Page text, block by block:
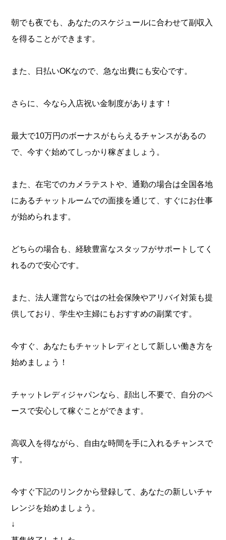
朝でも夜でも、あなたのスケジュールに合わせて副収入
を得ることができます。
また、日払いOKなので、急な出費にも安心です。
さらに、今なら入店祝い金制度があります！
最大で10万円のボーナスがもらえるチャンスがあるの
で、今すぐ始めてしっかり稼ぎましょう。
また、在宅でのカメラテストや、通勤の場合は全国各地
にあるチャットルームでの面接を通じて、すぐにお仕事
が始められます。
どちらの場合も、経験豊富なスタッフがサポートしてく
れるので安心です。
また、法人運営ならではの社会保険やアリバイ対策も提
供しており、学生や主婦にもおすすめの副業です。
今すぐ、あなたもチャットレディとして新しい働き方を
始めましょう！
チャットレディジャパンなら、顔出し不要で、自分のペ
ースで安心して稼ぐことができます。
高収入を得ながら、自由な時間を手に入れるチャンスで
す。
今すぐ下記のリンクから登録して、あなたの新しいチャ
レンジを始めましょう。
↓